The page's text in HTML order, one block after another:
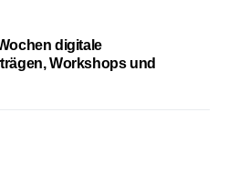
digitale
Workshops und